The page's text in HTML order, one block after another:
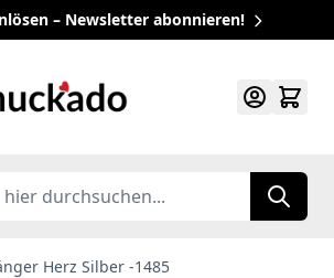
– Newsletter abonnieren!
Herz Silber -1485